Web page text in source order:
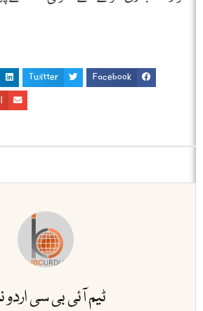
Facebook
Twitter
ٹیم آئی بی سی اردو